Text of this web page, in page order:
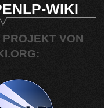
WIKI
PROJEKT VON